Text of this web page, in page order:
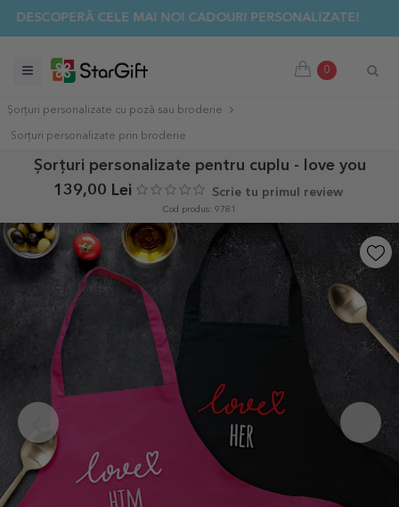
DESCOPERĂ CELE MAI NOI CADOURI PERSONALIZATE! ☀️
0
Șorțuri personalizate cu poză sau broderie
Sorțuri personalizate prin broderie
Șorțuri personalizate pentru cuplu - love you
139,00 Lei
Scrie tu primul review
Cod produs: 9781